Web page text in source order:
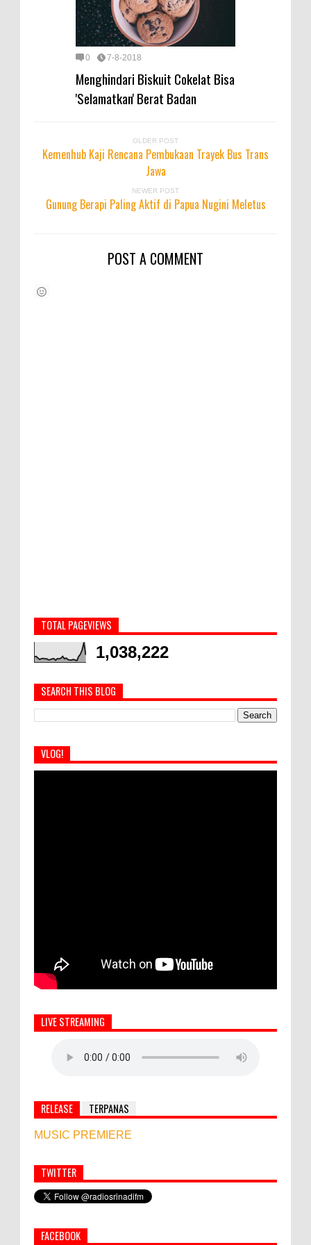
0 7-8-2018
Menghindari Biskuit Cokelat Bisa
'Selamatkan' Berat Badan
OLDER POST
Kemenhub Kaji Rencana Pembukaan Trayek Bus Trans
Jawa
NEWER POST
Gunung Berapi Paling Aktif di Papua Nugini Meletus
POST A COMMENT
TOTAL PAGEVIEWS
1,038,222
SEARCH THIS BLOG
VLOG!
LIVE STREAMING
RELEASE TERPANAS
MUSIC PREMIERE
Simbol Persahabatan, RI Bangun Islamic Centre di
Afghanistan
PEMKAB KLUNGKUNG GELAR PASAR
TWITTER
FACEBOOK